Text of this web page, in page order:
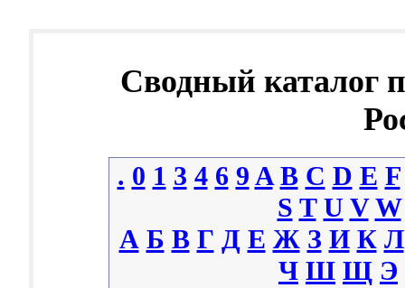
Сводный каталог
. 0 1 3 4 6 9 A B C D E F
S T U V W
А Б В Г Д Е Ж З И К Л
Ч Ш Щ Э